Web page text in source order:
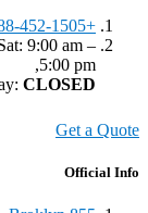
+1-888-452-1505
9:00 am –
5:00 pm,
CLOSED
Get a Quote
Official Info